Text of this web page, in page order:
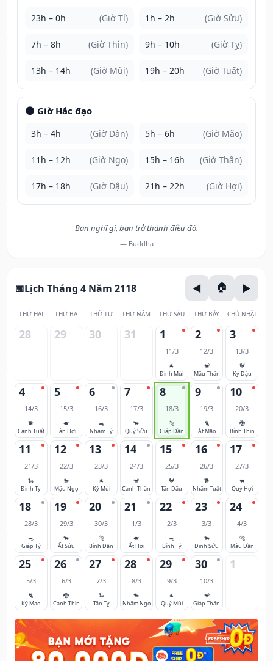
23h – 0h (Giờ Tí) 1h – 2h (Giờ Sửu)
7h – 8h (Giờ Thìn) 9h – 10h (Giờ Tỵ)
13h – 14h (Giờ Mùi) 19h – 20h (Giờ Tuất)
🌑 Giờ Hắc đạo
3h – 4h (Giờ Dần) 5h – 6h (Giờ Mão)
11h – 12h (Giờ Ngọ) 15h – 16h (Giờ Thân)
17h – 18h (Giờ Dậu) 21h – 22h (Giờ Hợi)
Bạn nghĩ gì, bạn trở thành điều đó.
— Buddha
Lịch Tháng 4 Năm 2118
THỨ HAI THỨ BA THỨ TƯ THỨ NĂM THỨ SÁU THỨ BẢY CHỦ NHẬT
28 29 30 31 1
11/3
🐐
Đinh Mùi
2
12/3
🐒
Mậu Thân
3
13/3
🐓
Kỷ Dậu
4
14/3
🐕
Canh Tuất
5
15/3
🐖
Tân Hợi
6
16/3
🐀
Nhâm Tý
7
17/3
🐂
Quý Sửu
8
18/3
🐅
Giáp Dần
9
19/3
🐈
Ất Mão
10
20/3
🐉
Bính Thìn
11
21/3
🐍
Đinh Tỵ
12
22/3
🐎
Mậu Ngọ
13
23/3
🐐
Kỷ Mùi
14
24/3
🐒
Canh Thân
15
25/3
🐓
Tân Dậu
16
26/3
🐕
Nhâm Tuất
17
27/3
🐖
Quý Hợi
18
28/3
🐀
Giáp Tý
19
29/3
🐂
Ất Sửu
20
30/3
🐅
Bính Dần
21
1/3
🐖
Ất Hợi
22
2/3
🐀
Bính Tý
23
3/3
🐂
Đinh Sửu
24
4/3
🐅
Mậu Dần
25
5/3
🐈
Kỷ Mão
26
6/3
🐉
Canh Thìn
27
7/3
🐍
Tân Tỵ
28
8/3
🐎
Nhâm Ngọ
29
9/3
🐐
Quý Mùi
30
10/3
🐒
Giáp Thân
1